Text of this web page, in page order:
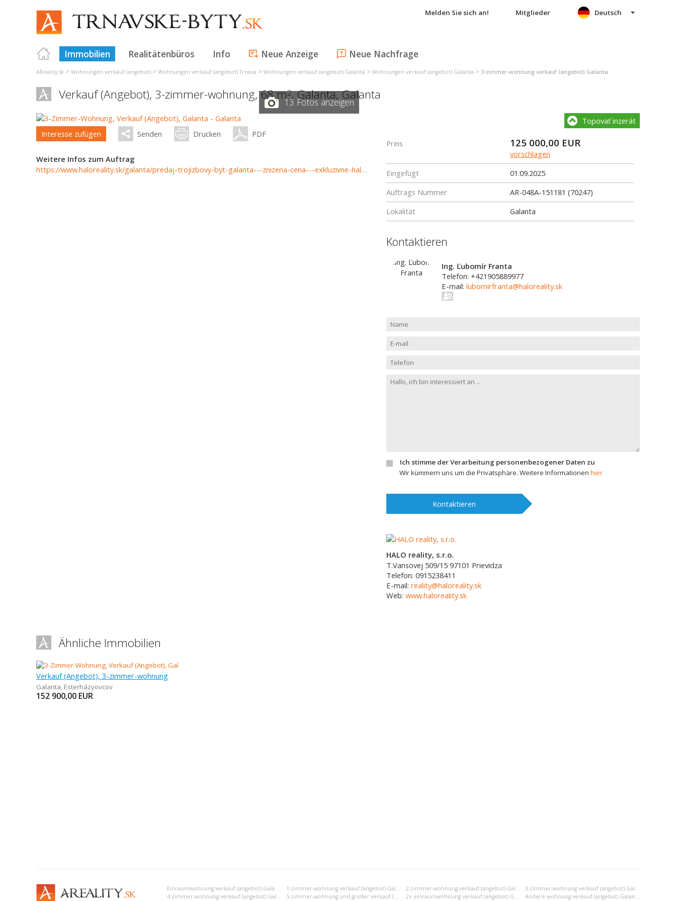
Melden Sie sich an! Mitglieder
Immobilien Realitätenbüros Info Neue Anzeige Neue Nachfrage
Deutsch
AReality.sk > Wohnungen verkauf (angebot) > Wohnungen verkauf (angebot) Trnava > Wohnungen verkauf (angebot) Galanta > Wohnungen verkauf (angebot) Galanta > 3-zimmer-wohnung verkauf (angebot) Galanta
Verkauf (Angebot), 3-zimmer-wohnung, 68 m2,Galanta,Galanta
13 Fotos anzeigen
Interesse zufügen Senden Drucken PDF
Weitere Infos zum Auftrag
https://www.haloreality.sk/galanta/predaj-trojizbovy-byt-galanta---znizena-cena---exkluzivne-halo-reality/70247
Topovať inzerát
Preis 125 000,00 EUR
vorschlagen
Eingefügt
01.09.2025
Auftrags Nummer
AR-048A-151181 (70247)
Lokalität
Galanta
Kontaktieren
Ing. Ľubomír Franta
Telefon: +421905889977
E-mail: lubomirfranta@haloreality.sk
Ich stimme der Verarbeitung personenbezogener Daten zu
Wir kümmern uns um die Privatsphäre. Weitere Informationen hier
Kontaktieren
HALO reality, s.r.o.
T.Vansovej 509/15 97101 Prievidza
Telefon: 0915238411
E-mail: reality@haloreality.sk
Web: www.haloreality.sk
Ähnliche Immobilien
Verkauf (Angebot), 3-zimmer-wohnung
Galanta, Esterházyovcov
152 900,00 EUR
Einraumwohnung verkauf (angebot) Galanta 1-zimmer-wohnung verkauf (angebot) Galanta 2-zimmer-wohnung verkauf (angebot) Galanta
3-zimmer-wohnung verkauf (angebot) Galanta
4-zimmer-wohnung verkauf (angebot) Galanta
5-zimmer-wohnung und größer verkauf (angebot) Galanta 2x einraumwohnung verkauf (angebot) Galanta Andere wohnung verkauf (angebot) Galanta